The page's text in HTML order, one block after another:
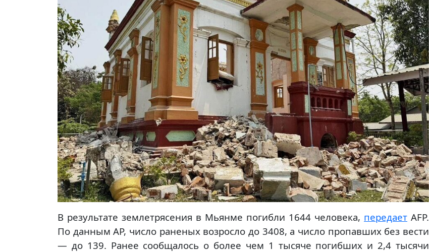
В результате землетрясения в Мьянме погибли 1644 человека, передает AFP.
По данным AP, число раненых возросло до 3408, а число пропавших без вести
— до 139. Ранее сообщалось о более чем 1 тысяче погибших и 2,4 тысячи